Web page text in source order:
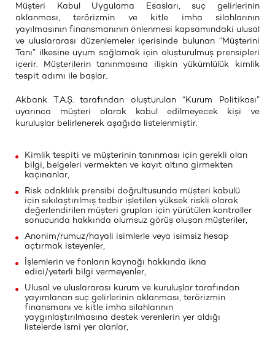
Müşteri Kabul Uygulama Esasları, suç gelirlerinin
aklanması, terörizmin ve kitle imha silahlarının
yayılmasının finansmanının önlenmesi kapsamındaki ulusal
ve uluslararası düzenlemeler içerisinde bulunan “Müşterini
Tanı” ilkesine uyum sağlamak için oluşturulmuş prensipleri
içerir. Müşterilerin tanınmasına ilişkin yükümlülük kimlik
tespit adımı ile başlar.
Akbank T.A.Ş. tarafından oluşturulan “Kurum Politikası”
uyarınca müşteri olarak kabul edilmeyecek kişi ve
kuruluşlar belirlenerek aşağıda listelenmiştir.
Kimlik tespiti ve müşterinin tanınması için gerekli olan
bilgi, belgeleri vermekten ve kayıt altına girmekten
kaçınanlar,
Risk odaklılık prensibi doğrultusunda müşteri kabulü
için sıkılaştırılmış tedbir işletilen yüksek riskli olarak
değerlendirilen müşteri grupları için yürütülen kontroller
sonucunda hakkında olumsuz görüş oluşan müşteriler,
Anonim/rumuz/hayali isimlerle veya isimsiz hesap
açtırmak isteyenler,
İşlemlerin ve fonların kaynağı hakkında ikna
edici/yeterli bilgi vermeyenler,
Ulusal ve uluslararası kurum ve kuruluşlar tarafından
yayımlanan suç gelirlerinin aklanması, terörizmin
finansmanı ve kitle imha silahlarının
yaygınlaştırılmasına destek verenlerin yer aldığı
listelerde ismi yer alanlar,